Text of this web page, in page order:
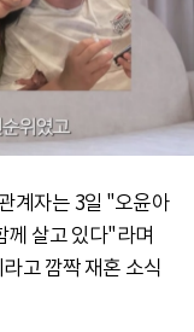
계자는 3일 "오윤아
께 살고 있다"라며
고 깜짝 재혼 소식